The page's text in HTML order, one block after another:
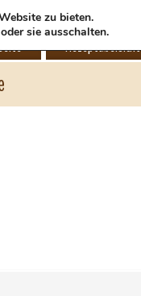
Rezeptübersicht
zu bieten.
sie ausschalten.